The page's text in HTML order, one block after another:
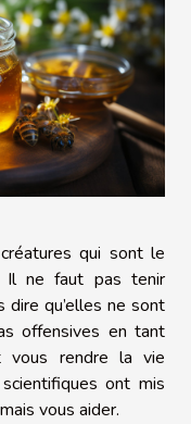
qui sont le
Il ne faut pas tenir
qu’elles ne sont
offensives en tant
vous rendre la vie
ont mis
vous aider.